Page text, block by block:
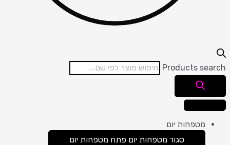
Products search
מטפחות יום
סגור מטפחות יום פתח מטפחות יום